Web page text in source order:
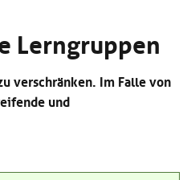
Lerngruppen
verschränken. Im Falle von
und